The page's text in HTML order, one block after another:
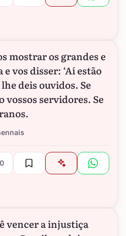
mostrar os grandes e
vos disser: ‘Aí estão
deis ouvidos. Se
vossos servidores. Se
0
vencer a injustiça